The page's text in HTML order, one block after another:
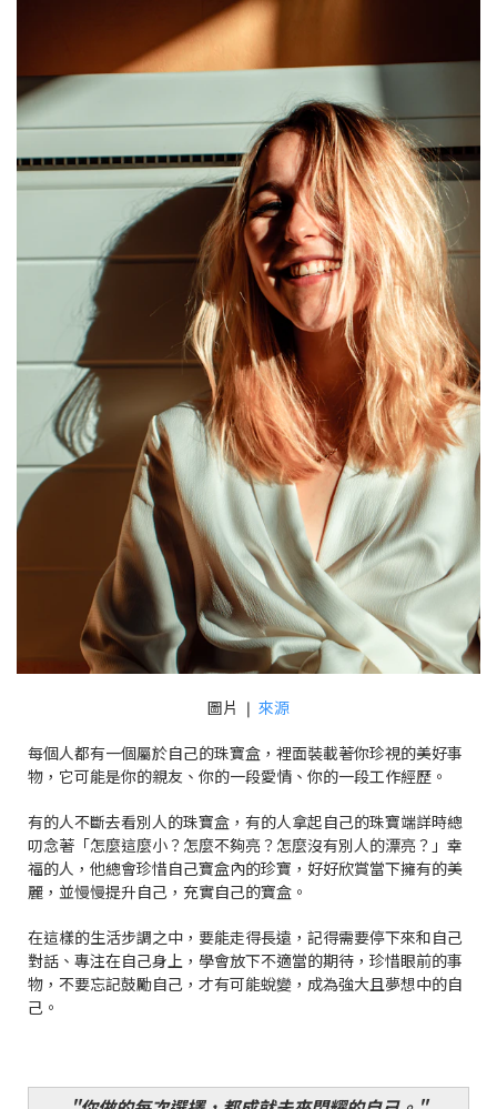
圖片 ❘ 來源
每個人都有一個屬於自己的珠寶盒，裡面裝載著你珍視的美好事
物，它可能是你的親友、你的一段愛情、你的一段工作經歷。
有的人不斷去看別人的珠寶盒，有的人拿起自己的珠寶端詳時總
叨念著「怎麼這麼小？怎麼不夠亮？怎麼沒有別人的漂亮？」幸
福的人，他總會珍惜自己寶盒內的珍寶，好好欣賞當下擁有的美
麗，並慢慢提升自己，充實自己的寶盒。
在這樣的生活步調之中， 要能走得長遠，記得需要停下來和自己
對話、專注在自己身上，學會放下不適當的期待，珍惜眼前的事
物，不要忘記鼓勵自己，才有可能蛻變，成為強大且夢想中的自
己。